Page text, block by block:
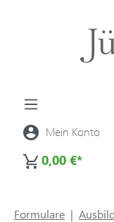
Mein Konto
0,00 €*
Formulare |